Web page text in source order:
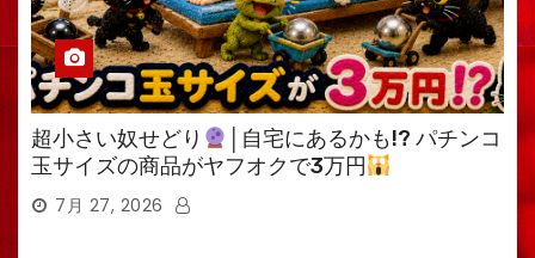
超小さい奴せどり
│自宅にあるかも!? パチンコ
玉サイズの商品がヤフオクで3万円
7月 27, 2026